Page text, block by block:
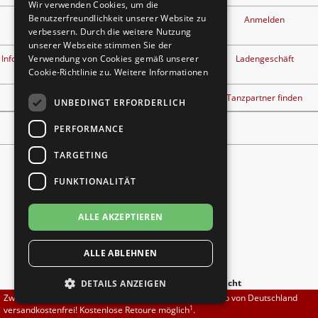
Brautschuhe
Sneaker
Untergrößen 33-35
Übergrößen 43-44
Flexerinas
Merlet
Nueva Epoca
Portdance
RayRose
Rummos
Rumpf
TopTanz
Kontakt
Privatsphäre und
Datenschutz
Anmelden
Info kostenlose Retouren1
Widerrufsbelehrung &
Widerrufsformular
Ladengeschäft
Tanzschuh Berater Workshop finden Tanzpartner finden
Vertrag widerrufen
Folgt uns auf
anzeigen: -zur Mobilen Ansicht
Copyright © 2026DADANZA.de
Zwischen 70,00 EUR und 800,00 EUR liefern wir innerhalb von Deutschland
versandkostenfrei! Kostenlose Retoure möglich1.
Wir verwenden Cookies, um die
Benutzerfreundlichkeit unserer Website zu
verbessern. Durch die weitere Nutzung
unserer Webseite stimmen Sie der
Verwendung von Cookies gemäß unserer
Cookie-Richtlinie zu. Weitere Informationen
UNBEDINGT ERFORDERLICH
PERFORMANCE
TARGETING
FUNKTIONALITÄT
ALLE AKZEPTIEREN
ALLE ABLEHNEN
DETAILS ANZEIGEN